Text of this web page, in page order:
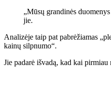
„Mūsų grandinės
jie.
Analizėje taip pat pabrėžiamas
kainų silpnumo“.
Jie padarė išvadą, kad kai